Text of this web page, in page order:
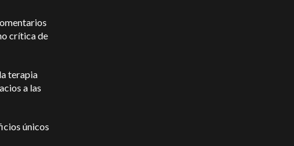
crítica de
terapia
a las
únicos